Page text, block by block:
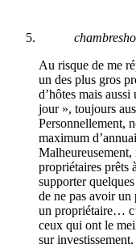
Au risque de me
un des plus gros
d’hôtes mais
jour », toujours
Personnellement,
maximum
propriétaires prêts
supporter
de ne pas avoir un
un propriétaire…
ceux qui ont le
sur